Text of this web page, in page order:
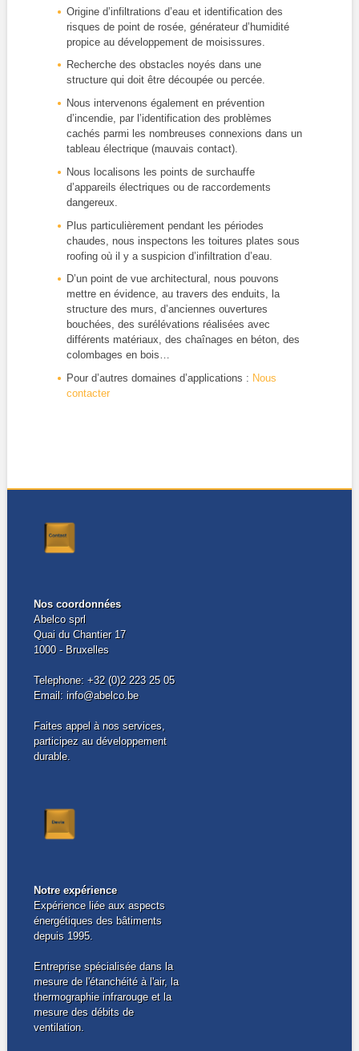
Origine d’infiltrations d’eau et identification des
risques de point de rosée, générateur d’humidité
propice au développement de moisissures.
Recherche des obstacles noyés dans une
structure qui doit être découpée ou percée.
Nous intervenons également en prévention
d’incendie, par l’identification des problèmes
cachés parmi les nombreuses connexions dans un
tableau électrique (mauvais contact).
Nous localisons les points de surchauffe
d’appareils électriques ou de raccordements
dangereux.
Plus particulièrement pendant les périodes
chaudes, nous inspectons les toitures plates sous
roofing où il y a suspicion d’infiltration d’eau.
D’un point de vue architectural, nous pouvons
mettre en évidence, au travers des enduits, la
structure des murs, d’anciennes ouvertures
bouchées, des surélévations réalisées avec
différents matériaux, des chaînages en béton, des
colombages en bois…
Pour d’autres domaines d’applications : Nous
contacter
Nos coordonnées
Abelco sprl
Quai du Chantier 17
1000 - Bruxelles
Telephone: +32 (0)2 223 25 05
Email: info@abelco.be
Faites appel à nos services,
participez au développement
durable.
Notre expérience
Expérience liée aux aspects
énergétiques des bâtiments
depuis 1995.
Entreprise spécialisée dans la
mesure de l'étanchéité à l'air, la
thermographie infrarouge et la
mesure des débits de
ventilation.